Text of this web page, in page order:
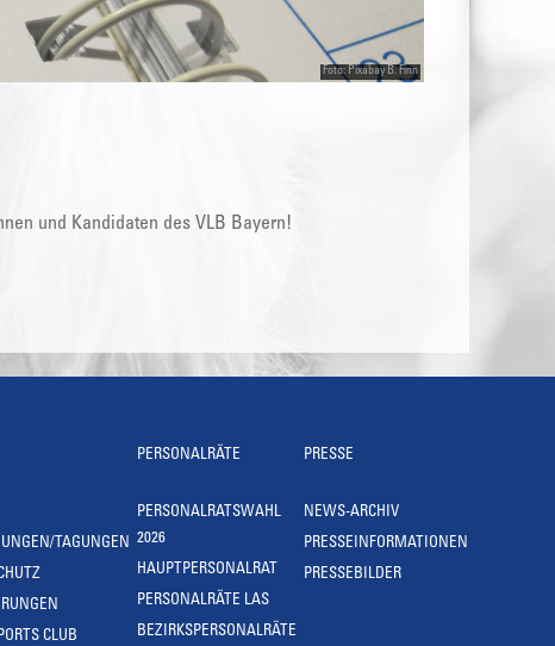
Foto: Pixabay B. Finn
und Kandidaten des VLB Bayern!
TAGUNGEN
CLUB
PERSONALRÄTE
PERSONALRATSWAHL
2026
HAUPTPERSONALRAT
PERSONALRÄTE LAS
BEZIRKSPERSONALRÄTE
PRESSE
NEWS-ARCHIV
PRESSEINFORMATIONEN
PRESSEBILDER